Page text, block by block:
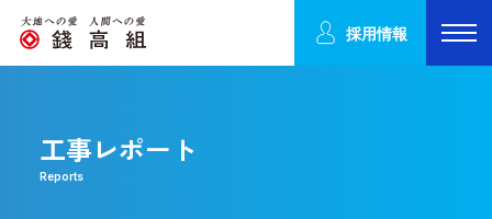
採用情報
工事レポート
Reports